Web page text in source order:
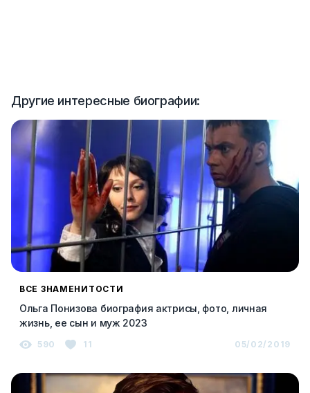
Другие интересные биографии:
ВСЕ ЗНАМЕНИТОСТИ
Ольга Понизова биография актрисы, фото, личная
жизнь, ее сын и муж 2023
590 11 05/02/2019